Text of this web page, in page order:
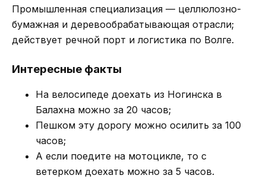
Промышленная специализация — целлюлозно-
бумажная и деревообрабатывающая отрасли;
действует речной порт и логистика по Волге.
Интересные факты
На велосипеде доехать из Ногинска в
Балахна можно за 20 часов;
Пешком эту дорогу можно осилить за 100
часов;
А если поедите на мотоцикле, то с
ветерком доехать можно за 5 часов.